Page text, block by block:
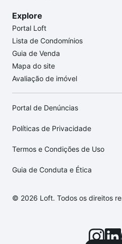
Explore
Portal Loft
Lista de Condomínios
Guia de Venda
Mapa do site
Avaliação de imóvel
Portal de Denúncias
Políticas de Privacidade
Termos e Condições de Uso
Guia de Conduta e Ética
© 2026 Loft. Todos os direitos